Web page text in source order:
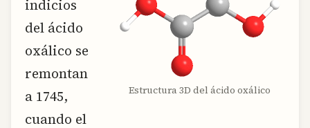
Estructura 3D del ácido oxálico
indicios
del ácido
oxálico se
remontan
a 1745,
cuando el